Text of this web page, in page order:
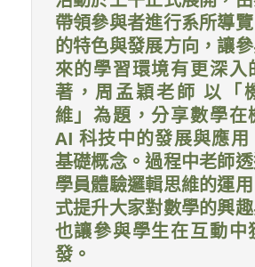
帶領參與者進行系所導
的特色與發展方向，讓
來的學習環境有更深入
著，周孟穎老師 以「
維」為題，分享數學在
AI 科技中的發展與應用
基礎概念。過程中老師
學員體驗邏輯思維的運
式提升大家對數學的興
也讓參與學生在互動中
發。